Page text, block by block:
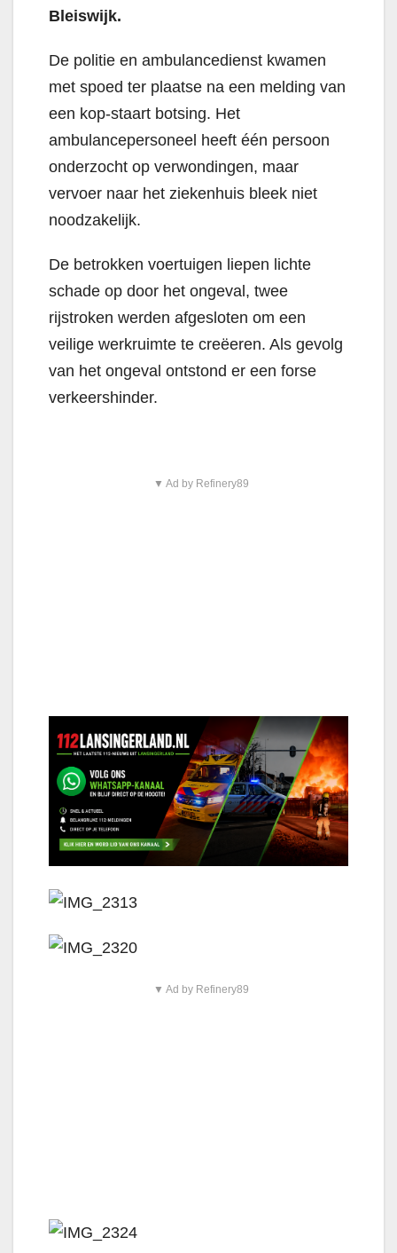
Bleiswijk.
De politie en ambulancedienst kwamen
met spoed ter plaatse na een melding van
een kop-staart botsing. Het
ambulancepersoneel heeft één persoon
onderzocht op verwondingen, maar
vervoer naar het ziekenhuis bleek niet
noodzakelijk.
De betrokken voertuigen liepen lichte
schade op door het ongeval, twee
rijstroken werden afgesloten om een
veilige werkruimte te creëeren. Als gevolg
van het ongeval ontstond er een forse
verkeershinder.
▼ Ad by Refinery89
▼ Ad by Refinery89